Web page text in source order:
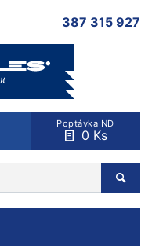
387 315 927
Poptávka ND
0 Ks